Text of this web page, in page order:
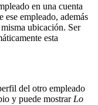
en una cuenta
empleado, además
ubicación. Ser
esta
del otro empleado
y puede mostrar Lo